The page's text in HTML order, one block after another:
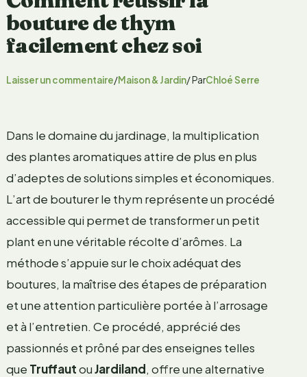
bouture de thym
facilement chez soi
Laisser un commentaire/Maison & Jardin/ ParChloé Serre
Dans le domaine du jardinage, la multiplication
des plantes aromatiques attire de plus en plus
d’adeptes de solutions simples et économiques.
L’art de bouturer le thym représente un procédé
accessible qui permet de transformer un petit
plant en une véritable récolte d’arômes. La
méthode s’appuie sur le choix adéquat des
boutures, la maîtrise des étapes de préparation
et une attention particulière portée à l’arrosage
et à l’entretien. Ce procédé, apprécié des
passionnés et prôné par des enseignes telles
que TruffautouJardiland, offre une alternative